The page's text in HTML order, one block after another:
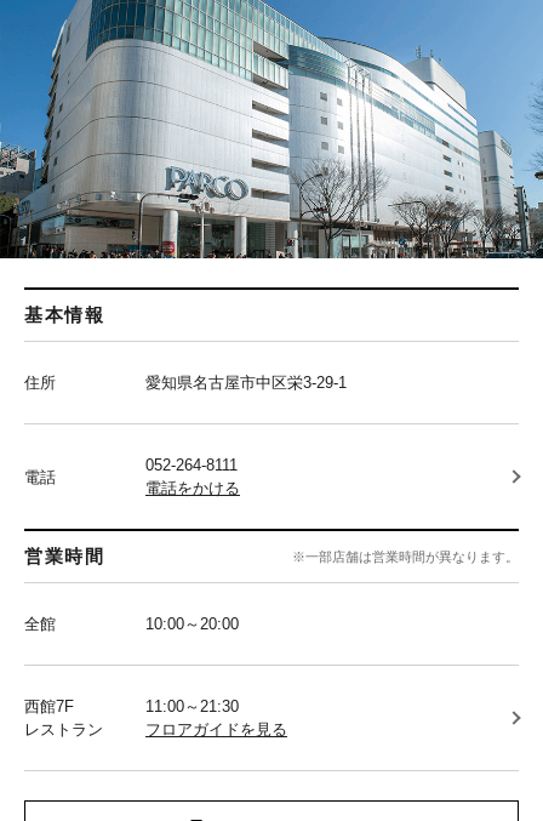
基本情報
住所 愛知県名古屋市中区栄3-29-1
電話
052-264-8111
電話をかける
営業時間 ※一部店舗は営業時間が異なります。
全館 10:00～20:00
西館7F
レストラン
11:00～21:30
フロアガイドを見る